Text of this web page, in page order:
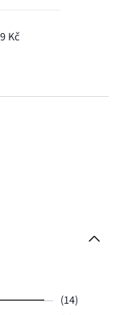
Kč
(14)